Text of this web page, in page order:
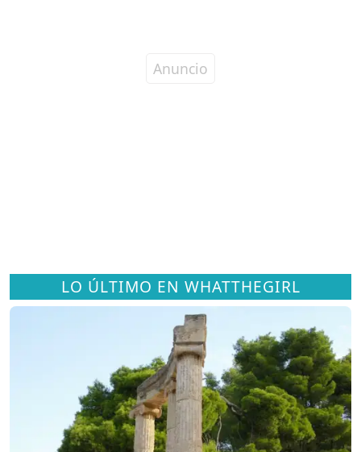
LO ÚLTIMO EN WHATTHEGIRL